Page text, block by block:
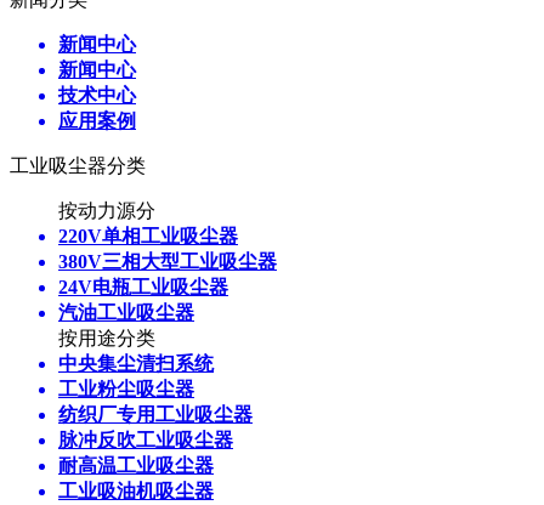
新闻中心
新闻中心
技术中心
应用案例
工业吸尘器分类
按动力源分
220V单相工业吸尘器
380V三相大型工业吸尘器
24V电瓶工业吸尘器
汽油工业吸尘器
按用途分类
中央集尘清扫系统
工业粉尘吸尘器
纺织厂专用工业吸尘器
脉冲反吹工业吸尘器
耐高温工业吸尘器
工业吸油机吸尘器